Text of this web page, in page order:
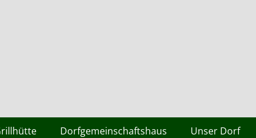
Dorfgemeinschaftshaus Unser Dorf